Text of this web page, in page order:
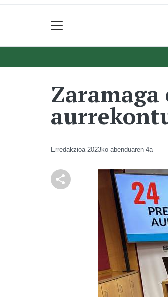
Erredakzioa 2023ko abenduaren 4a